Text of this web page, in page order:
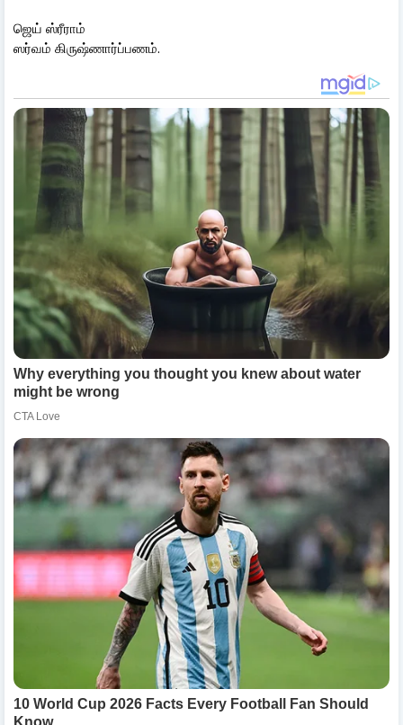
ஜெய் ஸ்ரீராம்
ஸர்வம் கிருஷ்ணார்ப்பணம்.